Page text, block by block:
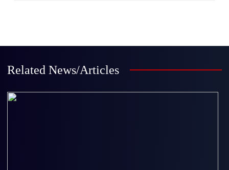
Related News/Articles